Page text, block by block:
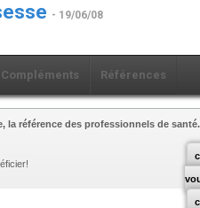
- 19/06/08
Compléments Références
la référence des professionnels de santé.